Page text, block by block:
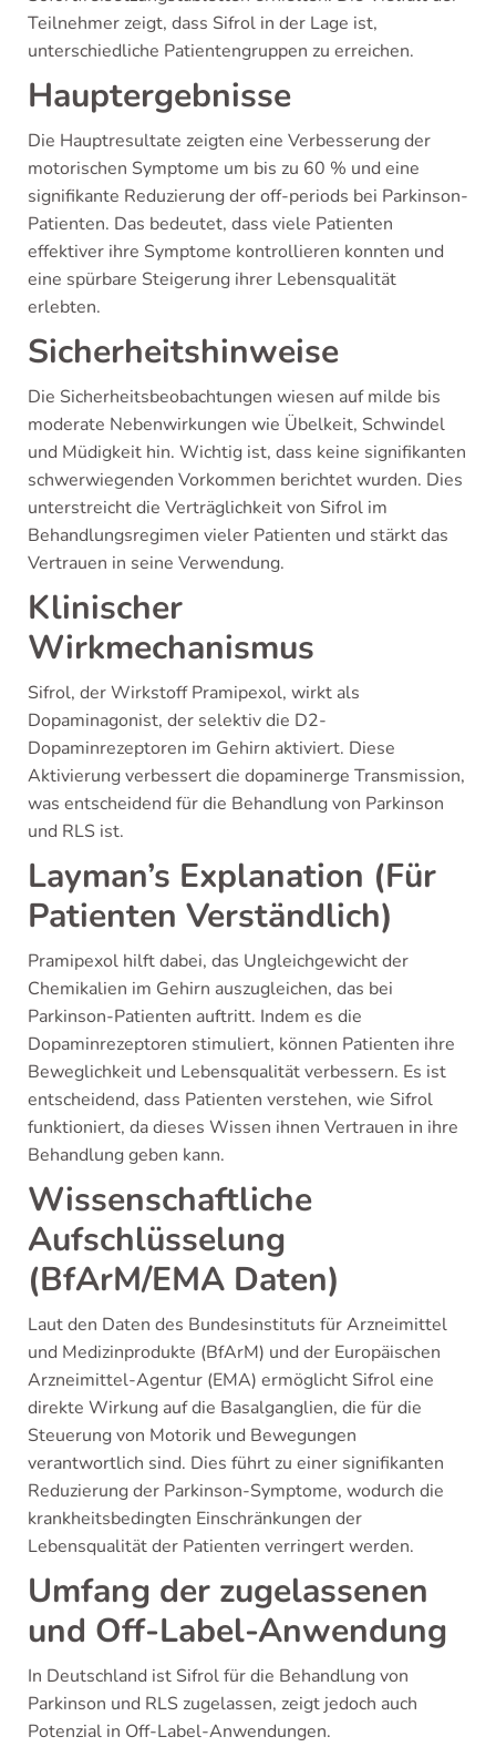
Teilnehmer zeigt, dass Sifrol in der Lage ist,
unterschiedliche Patientengruppen zu erreichen.
Hauptergebnisse
Die Hauptresultate zeigten eine Verbesserung der
motorischen Symptome um bis zu 60 % und eine
signifikante Reduzierung der off-periods bei Parkinson-
Patienten. Das bedeutet, dass viele Patienten
effektiver ihre Symptome kontrollieren konnten und
eine spürbare Steigerung ihrer Lebensqualität
erlebten.
Sicherheitshinweise
Die Sicherheitsbeobachtungen wiesen auf milde bis
moderate Nebenwirkungen wie Übelkeit, Schwindel
und Müdigkeit hin. Wichtig ist, dass keine signifikanten
schwerwiegenden Vorkommen berichtet wurden. Dies
unterstreicht die Verträglichkeit von Sifrol im
Behandlungsregimen vieler Patienten und stärkt das
Vertrauen in seine Verwendung.
Klinischer
Wirkmechanismus
Sifrol, der Wirkstoff Pramipexol, wirkt als
Dopaminagonist, der selektiv die D2-
Dopaminrezeptoren im Gehirn aktiviert. Diese
Aktivierung verbessert die dopaminerge Transmission,
was entscheidend für die Behandlung von Parkinson
und RLS ist.
Layman’s Explanation (Für
Patienten Verständlich)
Pramipexol hilft dabei, das Ungleichgewicht der
Chemikalien im Gehirn auszugleichen, das bei
Parkinson-Patienten auftritt. Indem es die
Dopaminrezeptoren stimuliert, können Patienten ihre
Beweglichkeit und Lebensqualität verbessern. Es ist
entscheidend, dass Patienten verstehen, wie Sifrol
funktioniert, da dieses Wissen ihnen Vertrauen in ihre
Behandlung geben kann.
Wissenschaftliche
Aufschlüsselung
(BfArM/EMA Daten)
Laut den Daten des Bundesinstituts für Arzneimittel
und Medizinprodukte (BfArM) und der Europäischen
Arzneimittel-Agentur (EMA) ermöglicht Sifrol eine
direkte Wirkung auf die Basalganglien, die für die
Steuerung von Motorik und Bewegungen
verantwortlich sind. Dies führt zu einer signifikanten
Reduzierung der Parkinson-Symptome, wodurch die
krankheitsbedingten Einschränkungen der
Lebensqualität der Patienten verringert werden.
Umfang der zugelassenen
und Off-Label-Anwendung
In Deutschland ist Sifrol für die Behandlung von
Parkinson und RLS zugelassen, zeigt jedoch auch
Potenzial in Off-Label-Anwendungen.